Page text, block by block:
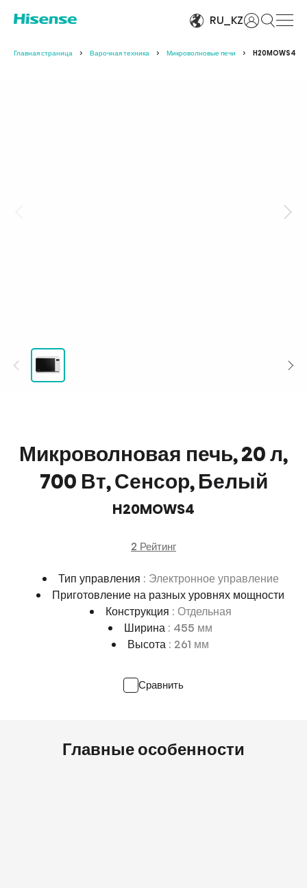
RU_KZВойти
Главная страница Варочная техника Микроволновые печи H20MOWS4
Микроволновая печь, 20 л,
700 Вт, Сенсор, Белый
H20MOWS4
2 Рейтинг
Тип управления : Электронное управление
Приготовление на разных уровнях мощности
Конструкция : Отдельная
Ширина : 455 мм
Высота : 261 мм
Сравнить
Главные особенности